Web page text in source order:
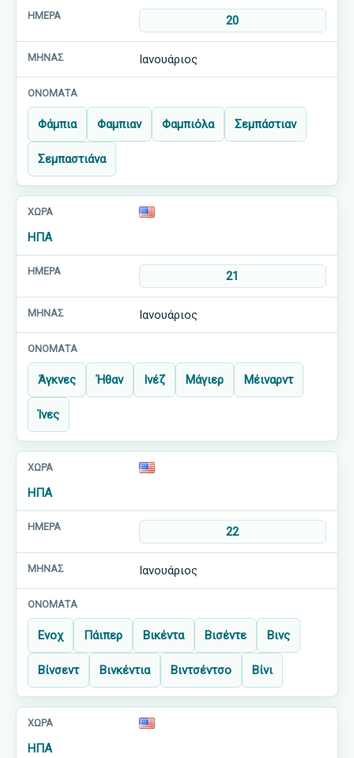
20
Ιανουάριος
Φάμπια Φαμπιαν Φαμπιόλα Σεμπάστιαν
Σεμπαστιάνα
ΗΠΑ
21
Ιανουάριος
Άγκνες Ήθαν Ινέζ Μάγιερ Μέιναρντ
Ίνες
ΗΠΑ
22
Ιανουάριος
Ενοχ Πάιπερ Βικέντα Βισέντε Βινς
Βίνσεντ Βινκέντια Βιντσέντσο Βίνι
ΗΠΑ